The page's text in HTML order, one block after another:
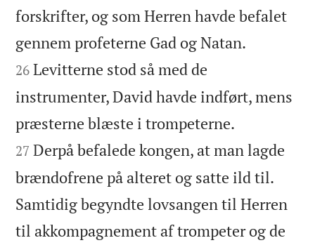
forskrifter, og som Herren havde befalet
gennem profeterne Gad og Natan.
26 Levitterne stod så med de
instrumenter, David havde indført, mens
præsterne blæste i trompeterne.
27 Derpå befalede kongen, at man lagde
brændofrene på alteret og satte ild til.
Samtidig begyndte lovsangen til Herren
til akkompagnement af trompeter og de